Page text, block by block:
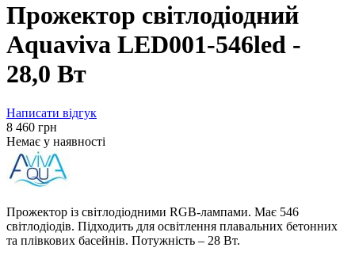
Прожектор світлодіодний
Aquaviva LED001-546led -
28,0 Вт
Написати відгук
‍8 460‍ грн
Немає у наявності
Прожектор із світлодіодними RGB-лампами. Має 546
світлодіодів. Підходить для освітлення плавальних бетонних
та плівкових басейнів. Потужність – 28 Вт.